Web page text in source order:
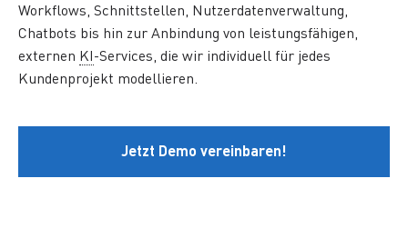
Workflows, Schnittstellen, Nutzerdatenverwaltung,
Chatbots bis hin zur Anbindung von leistungsfähigen,
externen KI-Services, die wir individuell für jedes
Kundenprojekt modellieren.
Jetzt Demo vereinbaren!